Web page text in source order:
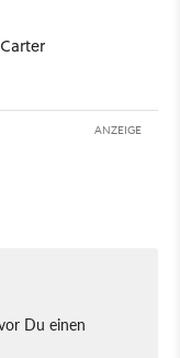
ANZEIGE
Du einen